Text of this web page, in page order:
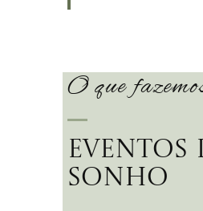
O que
Eventos
sonho